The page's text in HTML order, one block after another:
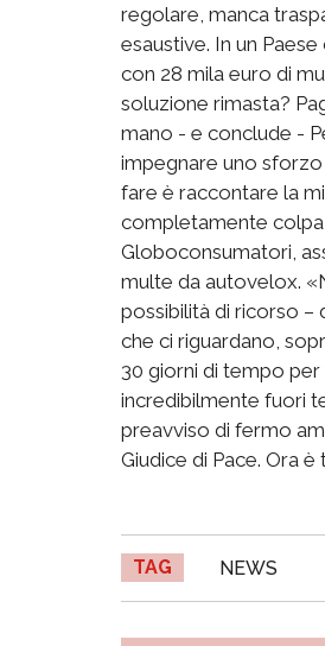
regolare, manca
esaustive. In un
con 28 mila euro di
soluzione rimasta?
mano - e conclude -
impegnare uno
fare è raccontare la
completamente colpa
Globoconsumatori,
multe da autovelox.
possibilità di ricorso –
che ci riguardano,
30 giorni di tempo
incredibilmente fuori
preavviso di fermo
Giudice di Pace. Ora
TAG NEWS